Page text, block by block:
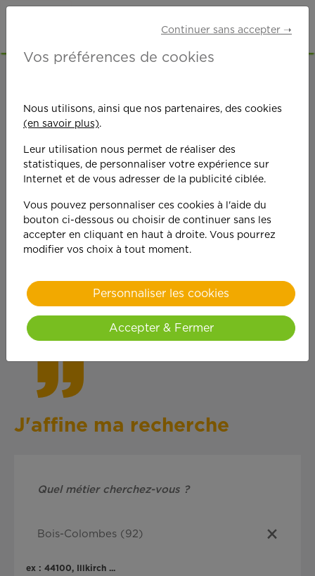
BOIS-COLOMBES
On est toujours plus
quand on y met du
cœur !
J'affine ma recherche
ex : 44100, Illkirch ...
Continuer sans accepter ➝
Vos préférences de cookies
Nous utilisons, ainsi que nos partenaires, des cookies
(en savoir plus).
Leur utilisation nous permet de réaliser des
statistiques, de personnaliser votre expérience sur
Internet et de vous adresser de la publicité ciblée.
Vous pouvez personnaliser ces cookies à l'aide du
bouton ci-dessous ou choisir de continuer sans les
accepter en cliquant en haut à droite. Vous pourrez
modifier vos choix à tout moment.
Personnaliser les cookies
Accepter & Fermer